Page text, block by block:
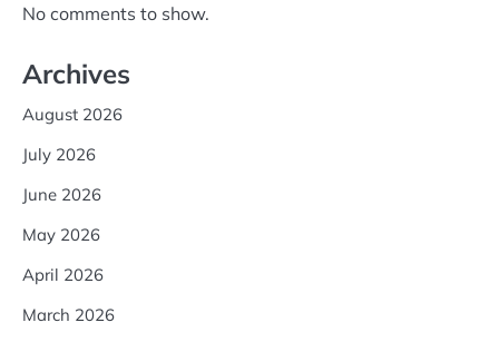
No comments to show.
Archives
August 2026
July 2026
June 2026
May 2026
April 2026
March 2026